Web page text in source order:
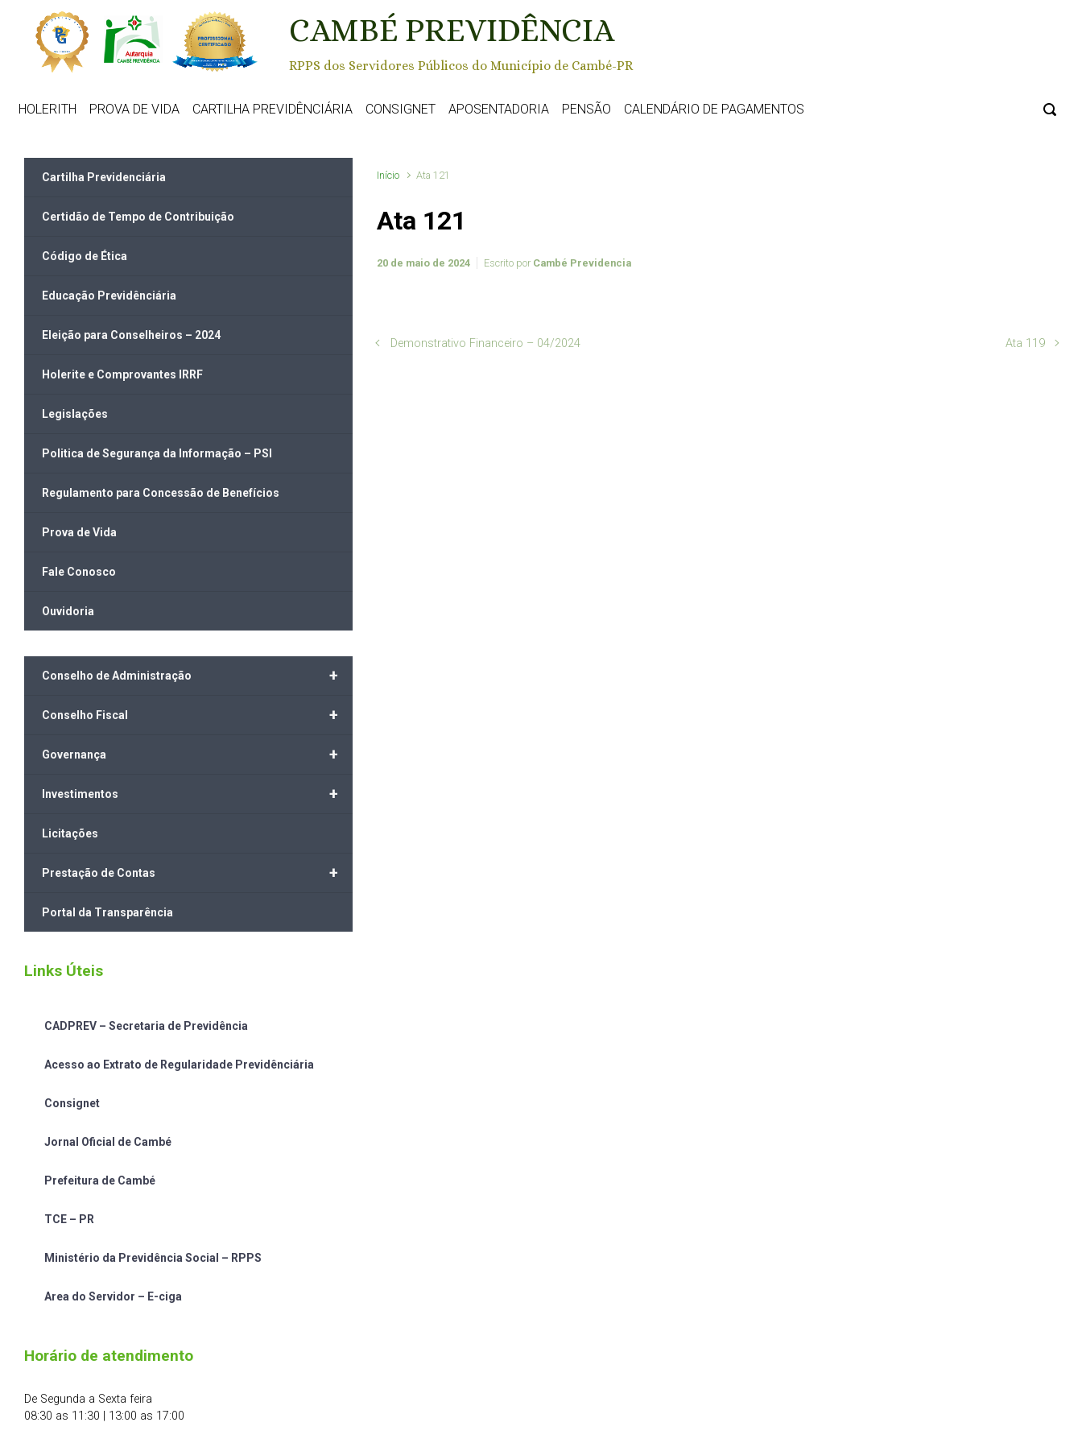
Skip to main content
CAMBÉ PREVIDÊNCIA
RPPS dos Servidores Públicos do Município de Cambé-PR
HOLERITH PROVA DE VIDA CARTILHA PREVIDÊNCIÁRIA CONSIGNET APOSENTADORIA PENSÃO CALENDÁRIO DE PAGAMENTOS
Início Ata 121
Ata 121
20 de maio de 2024 Escrito por Cambé Previdencia
Demonstrativo Financeiro – 04/2024 Ata 119
Cartilha Previdenciária
Certidão de Tempo de Contribuição
Código de Ética
Educação Previdênciária
Eleição para Conselheiros – 2024
Holerite e Comprovantes IRRF
Legislações
Politica de Segurança da Informação – PSI
Regulamento para Concessão de Benefícios
Prova de Vida
Fale Conosco
Ouvidoria
+
Conselho de Administração
+
Conselho Fiscal
+
Governança
+
Investimentos
Licitações
+
Prestação de Contas
Portal da Transparência
Links Úteis
CADPREV – Secretaria de Previdência
Acesso ao Extrato de Regularidade Previdênciária
Consignet
Jornal Oficial de Cambé
Prefeitura de Cambé
TCE – PR
Ministério da Previdência Social – RPPS
Area do Servidor – E-ciga
Horário de atendimento
De Segunda a Sexta feira
08:30 as 11:30 | 13:00 as 17:00